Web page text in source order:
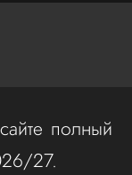
полный
27.